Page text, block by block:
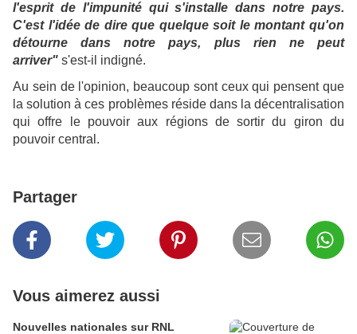
l'esprit de l'impunité qui s'installe dans notre pays.
C'est l'idée de dire que quelque soit le montant qu'on
détourne dans notre pays, plus rien ne peut
arriver" s'est-il indigné.
Au sein de l'opinion, beaucoup sont ceux qui pensent que
la solution à ces problèmes réside dans la décentralisation
qui offre le pouvoir aux régions de sortir du giron du
pouvoir central.
Partager
Vous aimerez aussi
Nouvelles nationales sur RNL